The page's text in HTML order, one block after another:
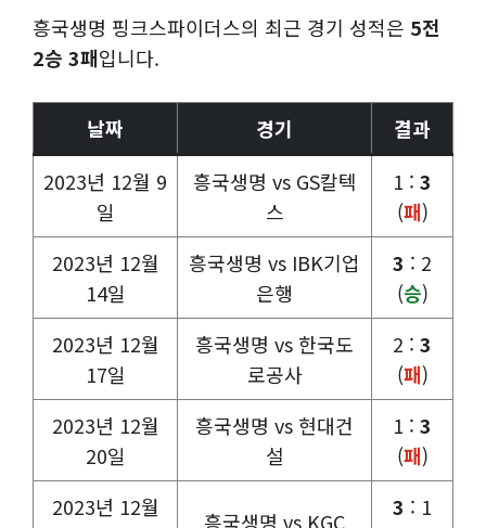
흥국생명 핑크스파이더스의 최근 경기 성적은 5전
2승 3패입니다.
날짜 경기
결과
2023년 12월 9
일
흥국생명 vs GS칼텍
스
1 : 3
(패)
2023년 12월
14일
흥국생명 vs IBK기업
은행
3 : 2
(승)
2023년 12월
17일
흥국생명 vs 한국도
로공사
2 : 3
(패)
2023년 12월
20일
흥국생명 vs 현대건
설
1 : 3
(패)
2023년 12월
흥국생명 vs KGC
3 : 1